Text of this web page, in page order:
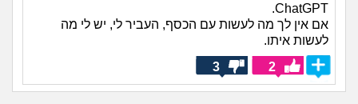
ChatGPT.
אם אין לך מה לעשות עם הכסף, העביר לי, יש לי מה
לעשות איתו.
2
3